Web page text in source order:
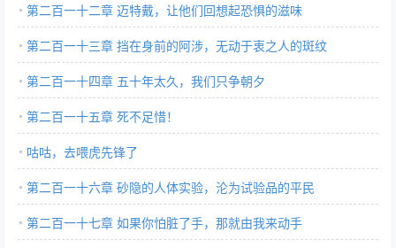
第二百一十二章 迈特戴，让他们回想起恐惧的滋味
第二百一十三章 挡在身前的阿涉，无动于衷之人的斑纹
第二百一十四章 五十年太久，我们只争朝夕
第二百一十五章 死不足惜！
咕咕，去喂虎先锋了
第二百一十六章 砂隐的人体实验，沦为试验品的平民
第二百一十七章 如果你怕脏了手，那就由我来动手